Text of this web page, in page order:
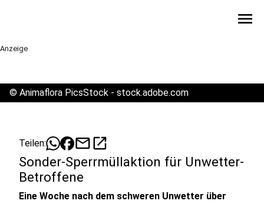
menu
Anzeige
© Animaflora PicsStock - stock.adobe.com
Teilen: mailopen_in_new
Sonder-Sperrmüllaktion für Unwetter-
Betroffene
Eine Woche nach dem schweren Unwetter über